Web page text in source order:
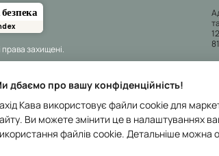
захищені.
з Хорошоп
дбаємо про вашу конфіденційність!
Кава використовує файли cookie для
Ви можете змінити це в налаштуваннях
файлів cookie. Детальніше можна